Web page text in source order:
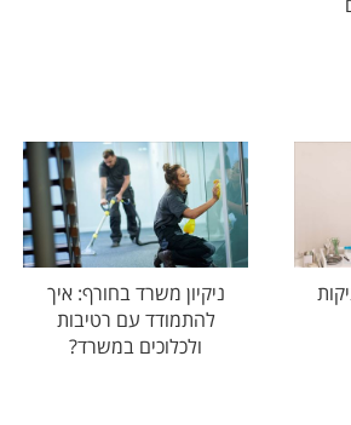
ניקיון משרד בחורף: איך
להתמודד עם רטיבות
ולכלוכים במשרד?